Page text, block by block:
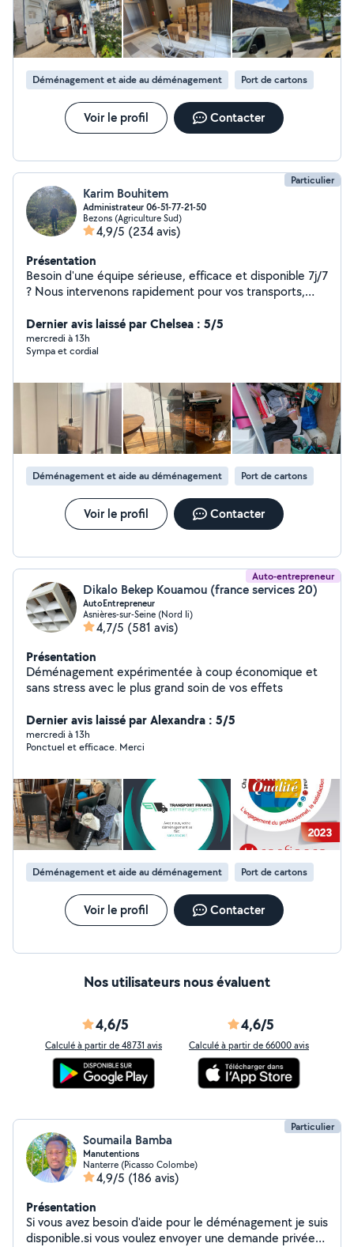
Déménagement et aide au déménagement Port de cartons
Voir le profil Contacter
Particulier
Karim Bouhitem
Administrateur 06-51-77-21-50
Bezons (Agriculture Sud)
4,9/5 (234 avis)
Présentation
Besoin d'une équipe sérieuse, efficace et disponible 7j/7
? Nous intervenons rapidement pour vos transports,
travaux extérieurs. Transport & manutention Transport
de meubles, colis, électroménager Chargement /
déchargement Déplacement d'objets lourds ou
caves, garages, greniers Livraison et montage de
meubles (IKEA, But, Conforama) Nettoyage
professionnel (avec notre matériel vapeur) Nettoyage
de canapé, tapis, matelas, chaises, moquettes
Aspirateur vapeur / laveuse vapeur haute performance
Produits de nettoyage fournis Nettoyage complet
d'appartements, maisons, locaux Jardinage & extérieur
Tonte, taille de haies et d'arbustes Désherbage
Nettoyage d'allées et terrasses Remise en état
d'espaces extérieurs Entretien piscine Nettoyage
nous adaptons à vos besoins et intervenons
Dernier avis laissé par Chelsea : 5/5
mercredi à 13h
Sympa et cordial
Déménagement et aide au déménagement Port de cartons
Voir le profil Contacter
Auto-entrepreneur
Dikalo Bekep Kouamou (france services 20)
AutoEntrepreneur
Asnières-sur-Seine (Nord Ii)
4,7/5 (581 avis)
Présentation
Déménagement expérimentée à coup économique et
sans stress avec le plus grand soin de vos effets
Dernier avis laissé par Alexandra : 5/5
mercredi à 13h
Ponctuel et efficace. Merci
Déménagement et aide au déménagement Port de cartons
Voir le profil Contacter
Nos utilisateurs nous évaluent
4,6/5
Calculé à partir de 48731 avis
4,6/5
Calculé à partir de 66000 avis
Particulier
Soumaila Bamba
Manutentions
Nanterre (Picasso Colombe)
4,9/5 (186 avis)
Présentation
Si vous avez besoin d'aide pour le déménagement je suis
disponible.si vous voulez envoyer une demande privée